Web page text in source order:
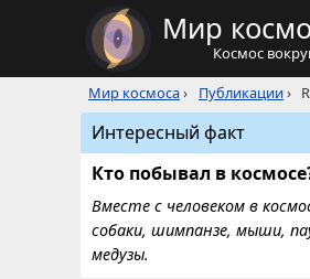
Мир
Космос
Мир космоса› Публикации›
Интересный факт
Кто побывал в
Вместе с человеком в
собаки, шимпанзе, мыши,
медузы.